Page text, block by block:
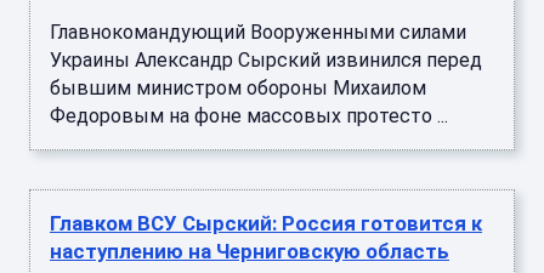
Главнокомандующий Вооруженными силами
Украины Александр Сырский извинился перед
бывшим министром обороны Михаилом
Федоровым на фоне массовых протесто ...
Главком ВСУ Сырский: Россия готовится к
наступлению на Черниговскую область